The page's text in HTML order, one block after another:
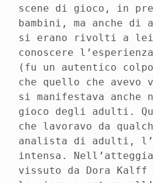
scene di gioco, in
bambini, ma anche
si erano rivolti a lei
conoscere
(fu un autentico
che quello che avevo
si manifestava anche
gioco degli adulti.
che lavoravo da
analista di adulti,
intensa.
vissuto da Dora Kalff